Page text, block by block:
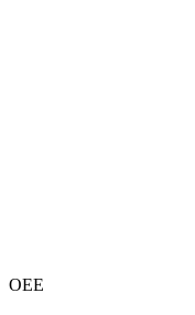
OEE